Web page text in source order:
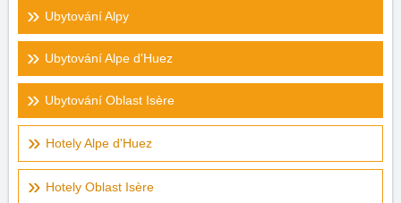
Ubytování Alpy
Ubytování Alpe d'Huez
Ubytování Oblast Isère
Hotely Alpe d'Huez
Hotely Oblast Isère